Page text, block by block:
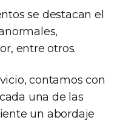
se destacan el
entre otros.
contamos con
una de las
un abordaje